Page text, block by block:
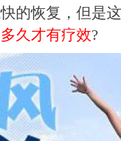
的恢复，但是
久才有疗效?